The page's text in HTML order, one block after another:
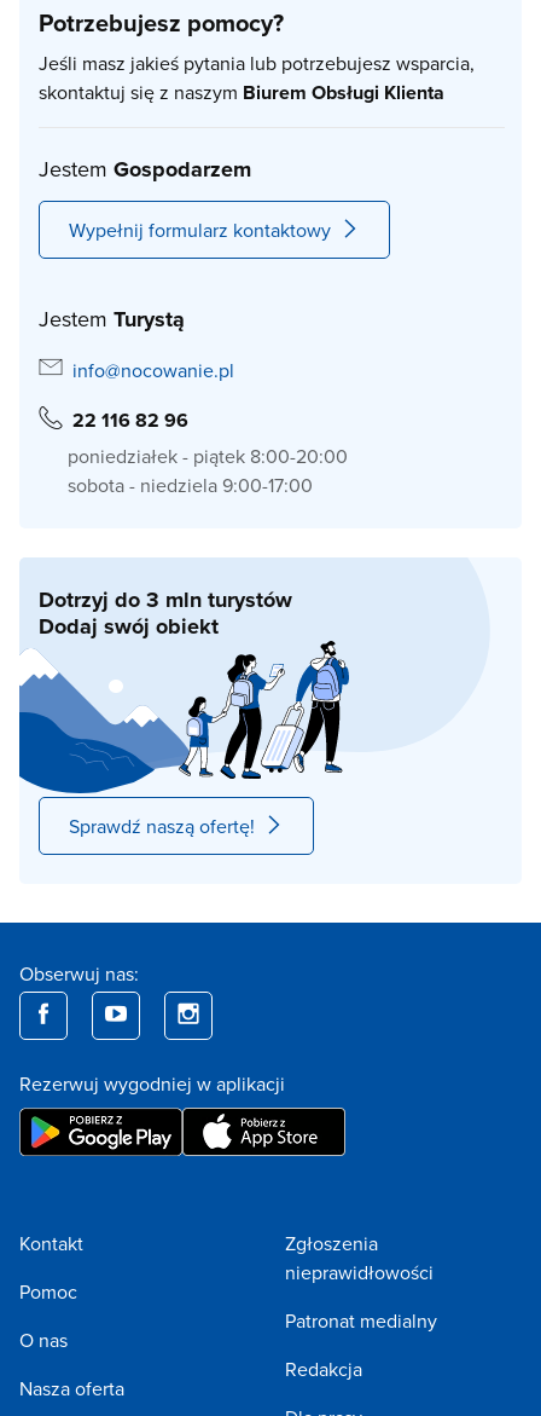
Potrzebujesz pomocy?
Jeśli masz jakieś pytania lub potrzebujesz wsparcia,
skontaktuj się z naszym Biurem Obsługi Klienta
Jestem Gospodarzem
Wypełnij formularz kontaktowy
Jestem Turystą
info@nocowanie.pl
22 116 82 96
poniedziałek - piątek 8:00-20:00
sobota - niedziela 9:00-17:00
Dotrzyj do 3 mln turystów
Dodaj swój obiekt
Sprawdź naszą ofertę!
Obserwuj nas:
Rezerwuj wygodniej w aplikacji
Kontakt
Pomoc
O nas
Nasza oferta
Zgłoszenia
nieprawidłowości
Patronat medialny
Redakcja